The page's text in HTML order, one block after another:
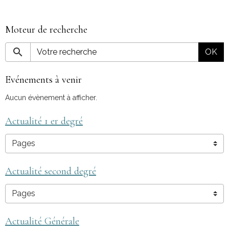
Moteur de recherche
OK
Evénements à venir
Aucun évènement à afficher.
Actualité 1 er degré
Actualité second degré
Actualité Générale